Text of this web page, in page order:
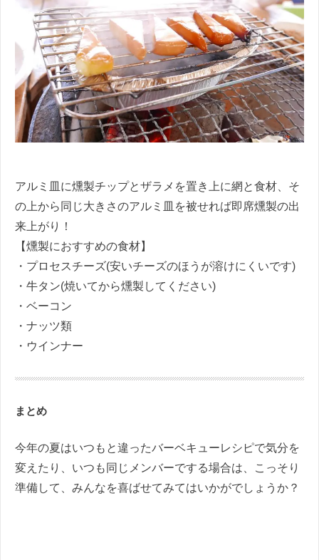
アルミ皿に燻製チップとザラメを置き上に網と食材、そ
の上から同じ大きさのアルミ皿を被せれば即席燻製の出
来上がり！
【燻製におすすめの食材】
・プロセスチーズ(安いチーズのほうが溶けにくいです)
・牛タン(焼いてから燻製してください)
・ベーコン
・ナッツ類
・ウインナー
まとめ
今年の夏はいつもと違ったバーベキューレシピで気分を
変えたり、いつも同じメンバーでする場合は、こっそり
準備して、みんなを喜ばせてみてはいかがでしょうか？